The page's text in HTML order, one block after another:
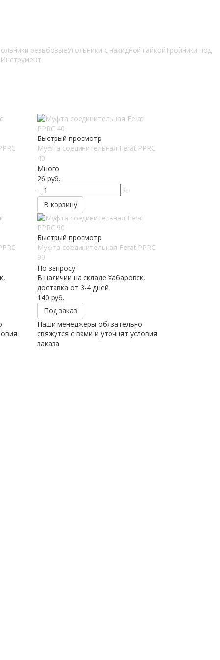
резьбовыеУгольники с накидной гайкойТройники под
Инструмент
Быстрый просмотр
Муфта соединительная Ferat PPRC
40
Много
26 руб.
-
+
В корзину
Быстрый просмотр
Муфта соединительная Ferat PPRC
90
По запросу
В наличии на складе Хабаровск,
доставка от 3-4 дней
140 руб.
Под заказ
Наши менеджеры обязательно
свяжутся с вами и уточнят условия
заказа